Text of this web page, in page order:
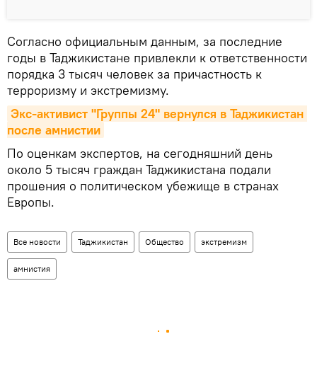
Согласно официальным данным, за последние
годы в Таджикистане привлекли к ответственности
порядка 3 тысяч человек за причастность к
терроризму и экстремизму.
Экс-активист "Группы 24" вернулся в Таджикистан
после амнистии
По оценкам экспертов, на сегодняшний день
около 5 тысяч граждан Таджикистана подали
прошения о политическом убежище в странах
Европы.
Все новости Таджикистан Общество экстремизм
амнистия